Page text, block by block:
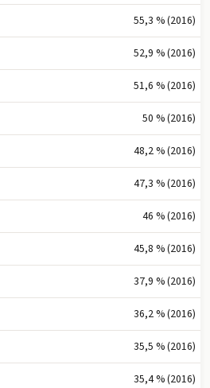
55,3 % (2016)
52,9 % (2016)
51,6 % (2016)
50 % (2016)
48,2 % (2016)
47,3 % (2016)
46 % (2016)
45,8 % (2016)
37,9 % (2016)
36,2 % (2016)
35,5 % (2016)
35,4 % (2016)